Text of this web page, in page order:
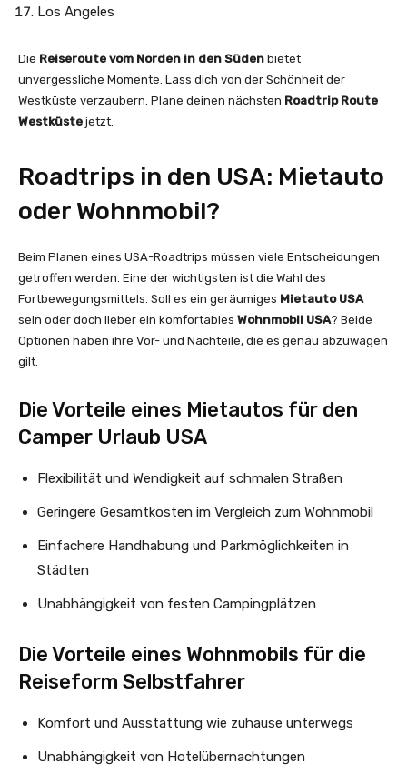
Los Angeles
Die Reiseroute vom Norden in den Süden bietet
unvergessliche Momente. Lass dich von der Schönheit der
Westküste verzaubern. Plane deinen nächsten Roadtrip Route
Westküste jetzt.
Roadtrips in den USA: Mietauto
oder Wohnmobil?
Beim Planen eines USA-Roadtrips müssen viele Entscheidungen
getroffen werden. Eine der wichtigsten ist die Wahl des
Fortbewegungsmittels. Soll es ein geräumiges Mietauto USA
sein oder doch lieber ein komfortables Wohnmobil USA? Beide
Optionen haben ihre Vor- und Nachteile, die es genau abzuwägen
gilt.
Die Vorteile eines Mietautos für den
Camper Urlaub USA
Flexibilität und Wendigkeit auf schmalen Straßen
Geringere Gesamtkosten im Vergleich zum Wohnmobil
Einfachere Handhabung und Parkmöglichkeiten in
Städten
Unabhängigkeit von festen Campingplätzen
Die Vorteile eines Wohnmobils für die
Reiseform Selbstfahrer
Komfort und Ausstattung wie zuhause unterwegs
Unabhängigkeit von Hotelübernachtungen